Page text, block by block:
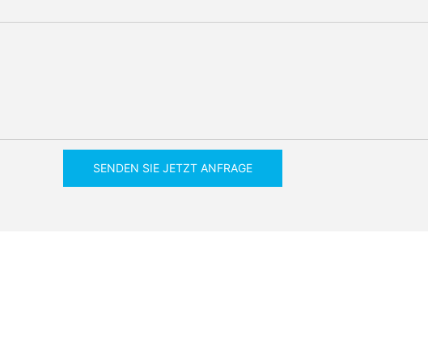
SENDEN SIE JETZT ANFRAGE